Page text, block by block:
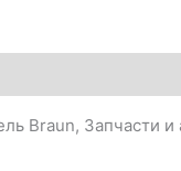
Braun, Запчасти и